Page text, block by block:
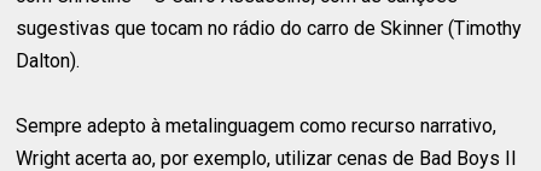
sugestivas que tocam no rádio do carro de Skinner (Timothy
Dalton).
Sempre adepto à metalinguagem como recurso narrativo,
Wright acerta ao, por exemplo, utilizar cenas de Bad Boys II